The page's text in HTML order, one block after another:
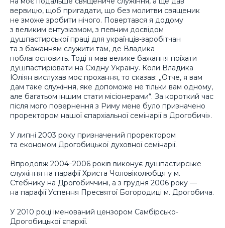
вервицю, щоб пригадати, що без молитви священик
не зможе зробити нічого. Повертався я додому
з великим ентузіазмом, з певним досвідом
душпастирської праці для українців-заробітчан
та з бажанням служити там, де Владика
поблагословить. Тоді я мав велике бажання поїхати
душпастирювати на Східну Україну. Коли Владика
Юліян вислухав моє прохання, то сказав: „Отче, я вам
дам таке служіння, яке допоможе не тільки вам одному,
але багатьом іншим стати місіонерами“. За короткий час
після мого повернення з Риму мене було призначено
проректором нашої єпархіальної семінарії в Дрогобичі».
У липні 2003 року призначений проректором
та економом Дрогобицької духовної семінарії.
Впродовж 2004–2006 років виконує душпастирське
служіння на парафії Христа Чоловіколюбця у м.
Стебнику на Дрогобиччині, а з грудня 2006 року —
на парафії Успення Пресвятої Богородиці м. Дрогобича.
У 2010 році іменований цензором Самбірсько-
Дрогобицької єпархії.